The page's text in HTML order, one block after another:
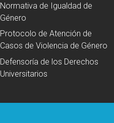
Normativa de Igualdad de
Género
Protocolo de Atención de
Casos de Violencia de Género
Defensoría de los Derechos
Universitarios